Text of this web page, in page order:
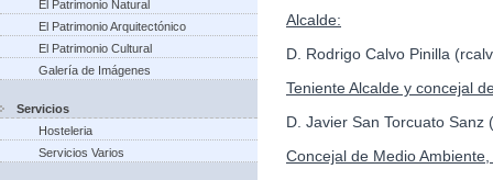
El Patrimonio Natural
El Patrimonio Arquitectónico
El Patrimonio Cultural
Galería de Imágenes
Servicios
Hosteleria
Servicios Varios
Alcalde:
D. Rodrigo Calvo Pinilla
Teniente Alcalde y concejal
D. Javier San Torcuato
Concejal de Medio